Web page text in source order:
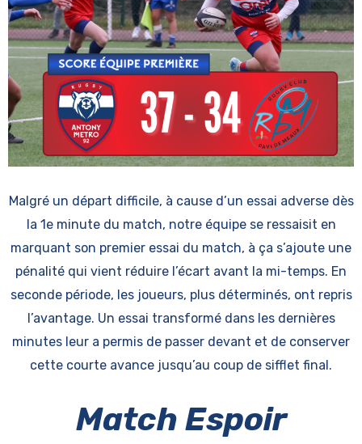
Malgré un départ difficile, à cause d’un essai adverse dès
la 1e minute du match, notre équipe se ressaisit en
marquant son premier essai du match, à ça s’ajoute une
pénalité qui vient réduire l’écart avant la mi-temps. En
seconde période, les joueurs, plus déterminés, ont repris
l’avantage. Un essai transformé dans les dernières
minutes leur a permis de passer devant et de conserver
cette courte avance jusqu’au coup de sifflet final.
Match Espoir